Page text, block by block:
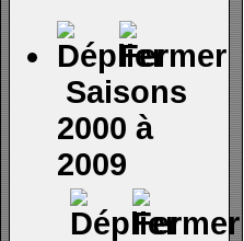
Saisons
2000 à
2009